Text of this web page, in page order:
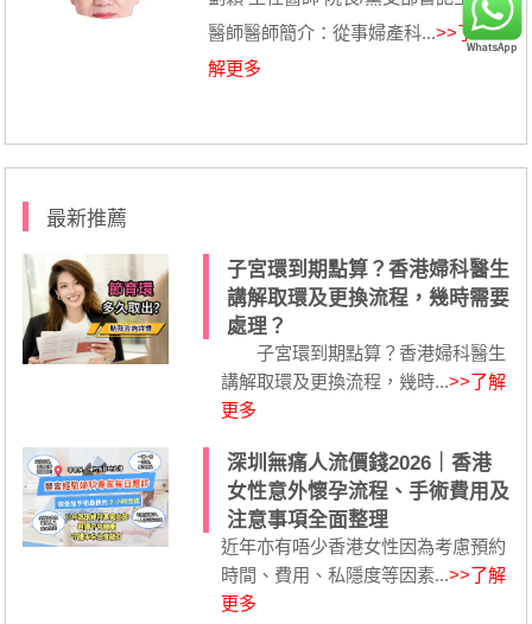
醫師醫師簡介：從事婦產科...>>了
解更多
最新推薦
子宮環到期點算？香港婦科醫生
講解取環及更換流程，幾時需要
處理？
子宮環到期點算？香港婦科醫生
講解取環及更換流程，幾時...>>了解
更多
深圳無痛人流價錢2026｜香港
女性意外懷孕流程、手術費用及
注意事項全面整理
近年亦有唔少香港女性因為考慮預約
時間、費用、私隱度等因素...>>了解
更多